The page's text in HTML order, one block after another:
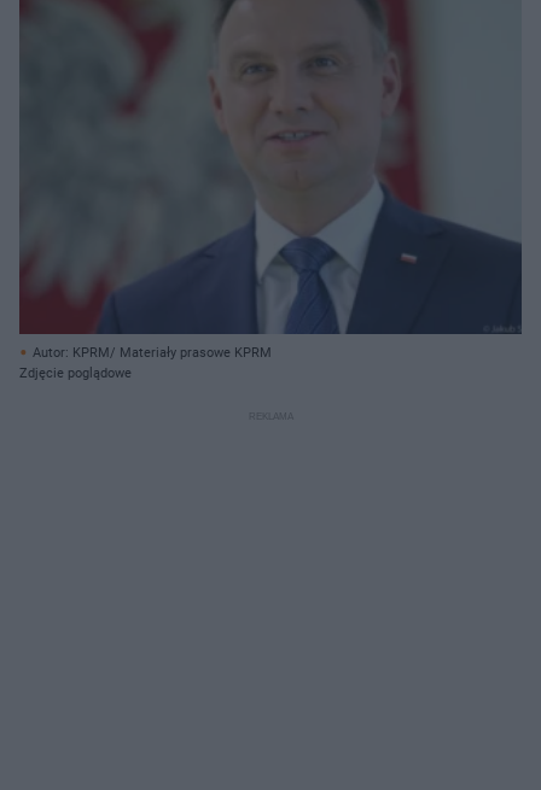
Autor: KPRM/ Materiały prasowe KPRM
Zdjęcie poglądowe